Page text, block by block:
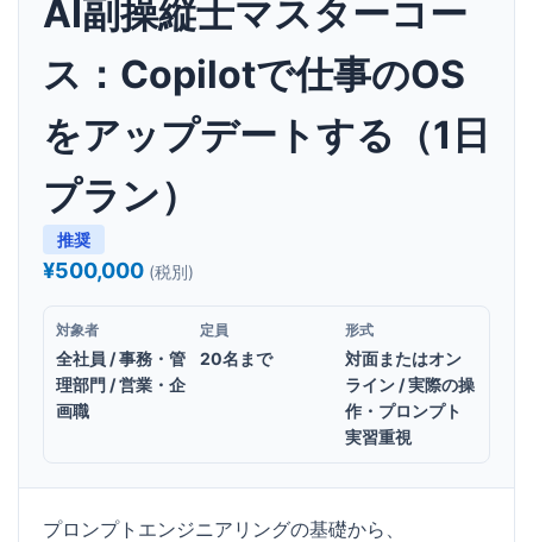
AI副操縦士マスターコー
ス：Copilotで仕事のOS
をアップデートする（1日
プラン）
推奨
¥500,000 (税別)
対象者
全社員 / 事務・管
理部門 / 営業・企
画職
定員
20名まで
形式
対面またはオン
ライン / 実際の操
作・プロンプト
実習重視
プロンプトエンジニアリングの基礎から、